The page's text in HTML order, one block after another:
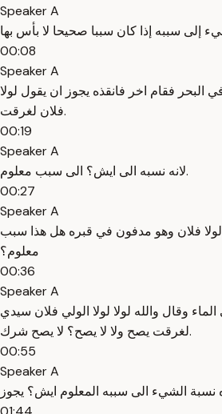
Speaker A
00:08
Speaker A
البحر فقام اخر فانقذه يجوز ان يقول لولا
فلان لغرقت.
00:19
Speaker A
لانه نسبه الى ايش؟ الى سبب معلوم.
00:27
Speaker A
فلان وهو مدفون في قبره هل هذا سبب
معلوم؟
00:36
Speaker A
وقال والله لولا لولا الولي فلان سيدي
لغرقت يصح ولا لا يصح؟ لا يصح شرك.
00:55
Speaker A